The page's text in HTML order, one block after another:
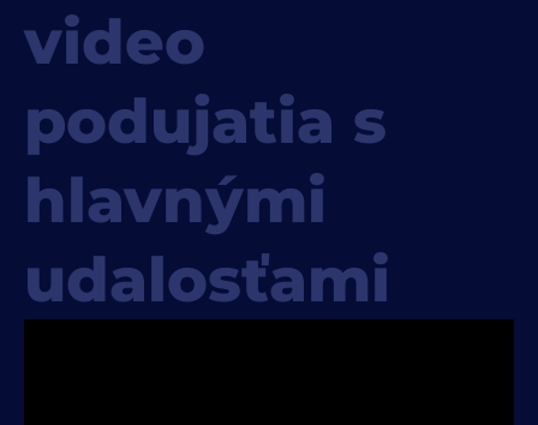
video
podujatia s
hlavnými
udalosťami